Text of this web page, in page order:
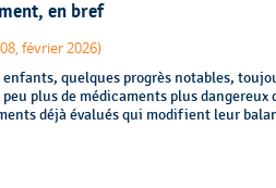
en bref
février 2026)
enfants, quelques progrès notables,
plus de médicaments plus dangereux
déjà évalués qui modifient leur